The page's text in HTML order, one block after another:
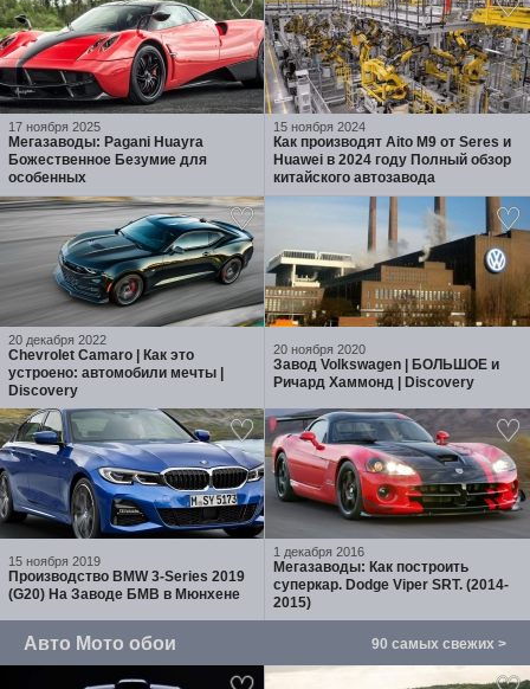
17 ноября 2025
Мегазаводы: Pagani Huayra
Божественное Безумие для
особенных
15 ноября 2024
Как производят Aito M9 от Seres и
Huawei в 2024 году Полный обзор
китайского автозавода
20 декабря 2022
Chevrolet Camaro | Как это
устроено: автомобили мечты |
Discovery
20 ноября 2020
Завод Volkswagen | БОЛЬШОЕ и
Ричард Хаммонд | Discovery
15 ноября 2019
Производство BMW 3-Series 2019
(G20) На Заводе БМВ в Мюнхене
1 декабря 2016
Мегазаводы: Как построить
суперкар. Dodge Viper SRT. (2014-
2015)
Авто Мото обои 90 самых свежих >